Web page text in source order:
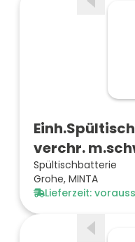
verchr.
Spültischbatterie
Grohe, MINTA
Lieferzeit: